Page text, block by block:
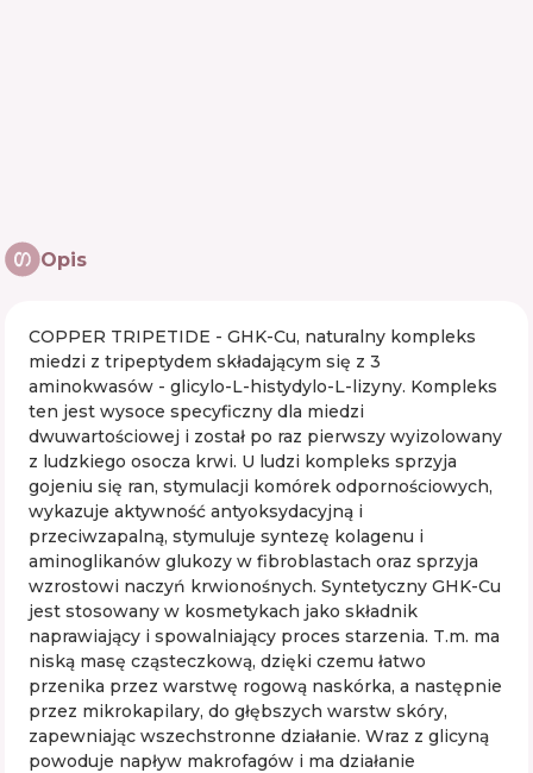
Opis
COPPER TRIPETIDE - GHK-Cu, naturalny kompleks
miedzi z tripeptydem składającym się z 3
aminokwasów - glicylo-L-histydylo-L-lizyny. Kompleks
ten jest wysoce specyficzny dla miedzi
dwuwartościowej i został po raz pierwszy wyizolowany
z ludzkiego osocza krwi. U ludzi kompleks sprzyja
gojeniu się ran, stymulacji komórek odpornościowych,
wykazuje aktywność antyoksydacyjną i
przeciwzapalną, stymuluje syntezę kolagenu i
aminoglikanów glukozy w fibroblastach oraz sprzyja
wzrostowi naczyń krwionośnych. Syntetyczny GHK-Cu
jest stosowany w kosmetykach jako składnik
naprawiający i spowalniający proces starzenia. T.m. ma
niską masę cząsteczkową, dzięki czemu łatwo
przenika przez warstwę rogową naskórka, a następnie
przez mikrokapilary, do głębszych warstw skóry,
zapewniając wszechstronne działanie. Wraz z glicyną
powoduje napływ makrofagów i ma działanie